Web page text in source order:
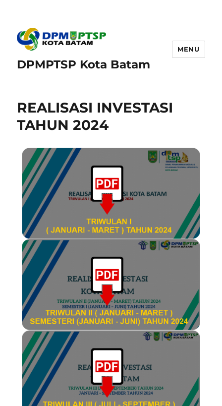
DPMPTSP Kota Batam
MENU
REALISASI INVESTASI
TAHUN 2024